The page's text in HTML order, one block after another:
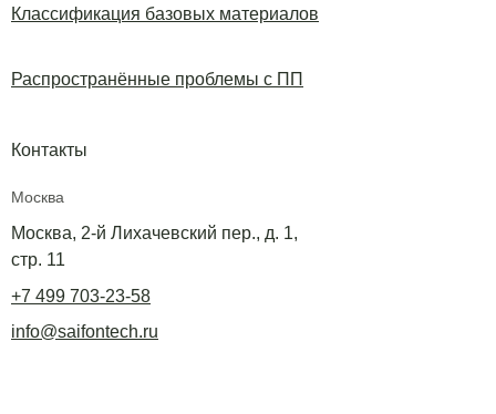
Контакты
Москва
Москва, 2-й Лихачевский пер., д. 1,
стр. 11
+7 499 703-23-58
info@saifontech.ru
Классификация базовых материалов
Распространённые проблемы с ПП